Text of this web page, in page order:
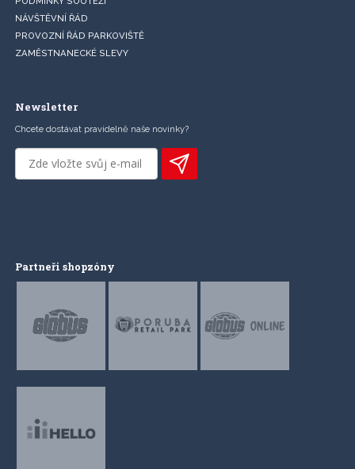
NÁVŠTĚVNÍ ŘÁD
PROVOZNÍ ŘÁD PARKOVIŠTĚ
ZAMĚSTNANECKÉ SLEVY
Newsletter
Chcete dostávat pravidelně naše novinky?
Partneři shopzóny